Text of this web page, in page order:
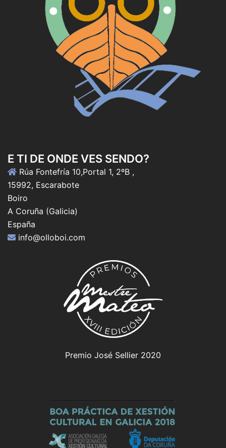
E TI DE ONDE VES SENDO?
Rúa Fontefría 10,Portal 1, 2ºB ,
15992, Escarabote
Boiro
A Coruña (Galicia)
España
info@olloboi.com
Premio José Sellier 2020